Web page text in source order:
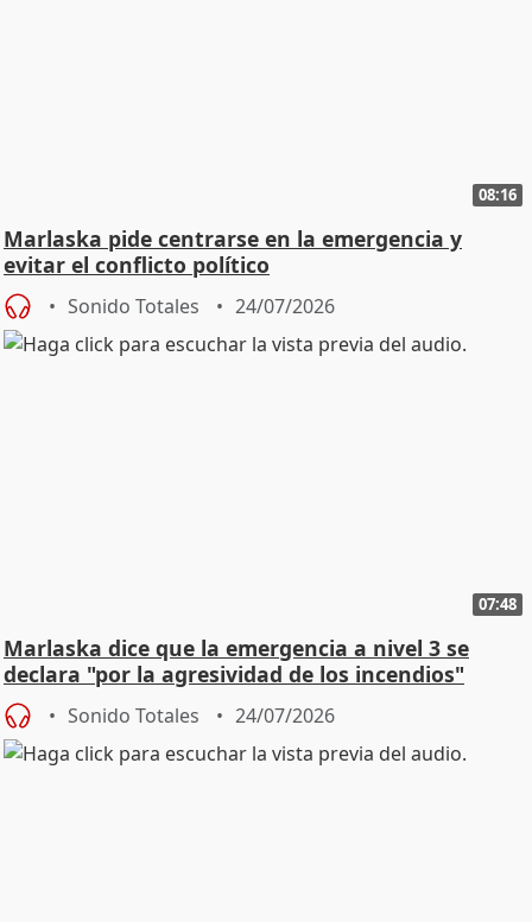
08:16
Marlaska pide centrarse en la emergencia y
evitar el conflicto político
Sonido Totales 24/07/2026
07:48
Marlaska dice que la emergencia a nivel 3 se
declara "por la agresividad de los incendios"
Sonido Totales 24/07/2026